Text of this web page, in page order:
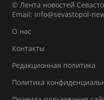
© Лента новостей
Email: info@sevastopol-
О нас
Контакты
Редакционная политика
Политика